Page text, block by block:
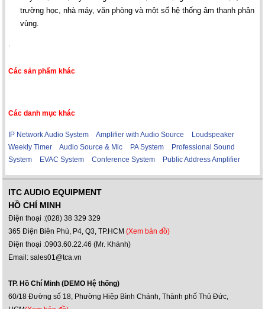
trường học, nhà máy, văn phòng và một số hệ thống âm thanh phân
vùng.
Các sản phẩm khác
Các danh mục khác
IP Network Audio System Amplifier with Audio Source
Loudspeaker
Weekly Timer
Audio Source & Mic PA System
Professional Sound
System
EVAC System Conference System Public Address Amplifier
ITC AUDIO EQUIPMENT
HỒ CHÍ MINH
Điện thoại :(028) 38 329 329
365 Điện Biên Phủ, P4, Q3, TP.HCM(Xem bản đồ)
Điện thoại :0903.60.22.46 (Mr. Khánh)
Email: sales01@tca.vn
TP. Hồ Chí Minh (DEMO Hệ thống)
60/18 Đường số 18, Phường Hiệp Bình Chánh, Thành phố Thủ Đức,